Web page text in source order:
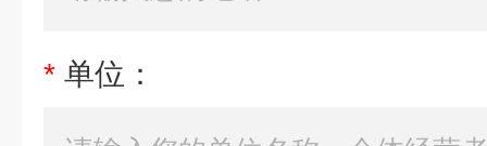
* 单位：